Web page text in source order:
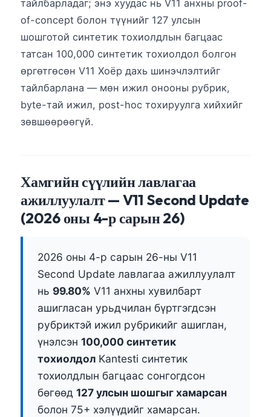
тайлбарладаг; энэ хуудас нь V11 анхны proof-
of-concept болон түүнийг 127 улсын
шошготой синтетик тохиолдлын багцаас
татсан 100,000 синтетик тохиолдол болгон
өргөтгөсөн V11 Хоёр дахь шинэчлэлтийг
тайлбарлана — мөн ижил онооны рубрик,
byte-тай ижил, post-hoc тохируулга хийхийг
зөвшөөрөөгүй.
Хамгийн сүүлийн лавлагаа
ажиллуулалт — V11 Second Update
(2026 оны 4-р сарын 26)
2026 оны 4-р сарын 26-ны V11
Second Update лавлагаа ажиллуулалт
нь 99.80% V11 анхны хувилбарт
ашигласан урьдчилан бүртгэгдсэн
рубриктэй ижил рубрикийг ашиглан,
үнэлсэн 100,000 синтетик
тохиолдол Kantesti синтетик
тохиолдлын багцаас сонгогдсон
бөгөөд 127 улсын шошгыг хамарсан
болон 75+ хэлүүдийг хамарсан.